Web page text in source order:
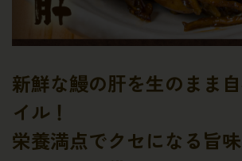
新鮮な鰻の肝を生のまま
イル！
栄養満点でクセになる旨